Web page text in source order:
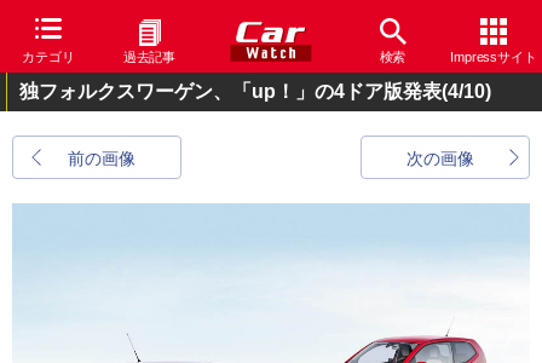
カテゴリ 過去記事 検索 Impressサイト
独フォルクスワーゲン、「up！」の4ドア版発表(4/10)
前の画像 次の画像